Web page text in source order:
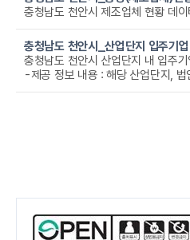
충청남도 천안시_산업단지 입주기
충청남도 천안시 산업단지 내 입주
-제공 정보 내용 : 해당 산업단지,